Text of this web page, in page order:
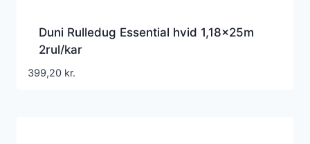
Duni Rulledug Essential hvid 1,18x25m
2rul/kar
399,20 kr.